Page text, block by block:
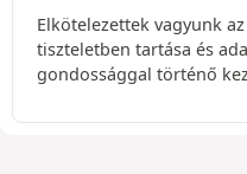
Elkötelezettek vagyunk
tiszteletben tartása és
gondossággal történő